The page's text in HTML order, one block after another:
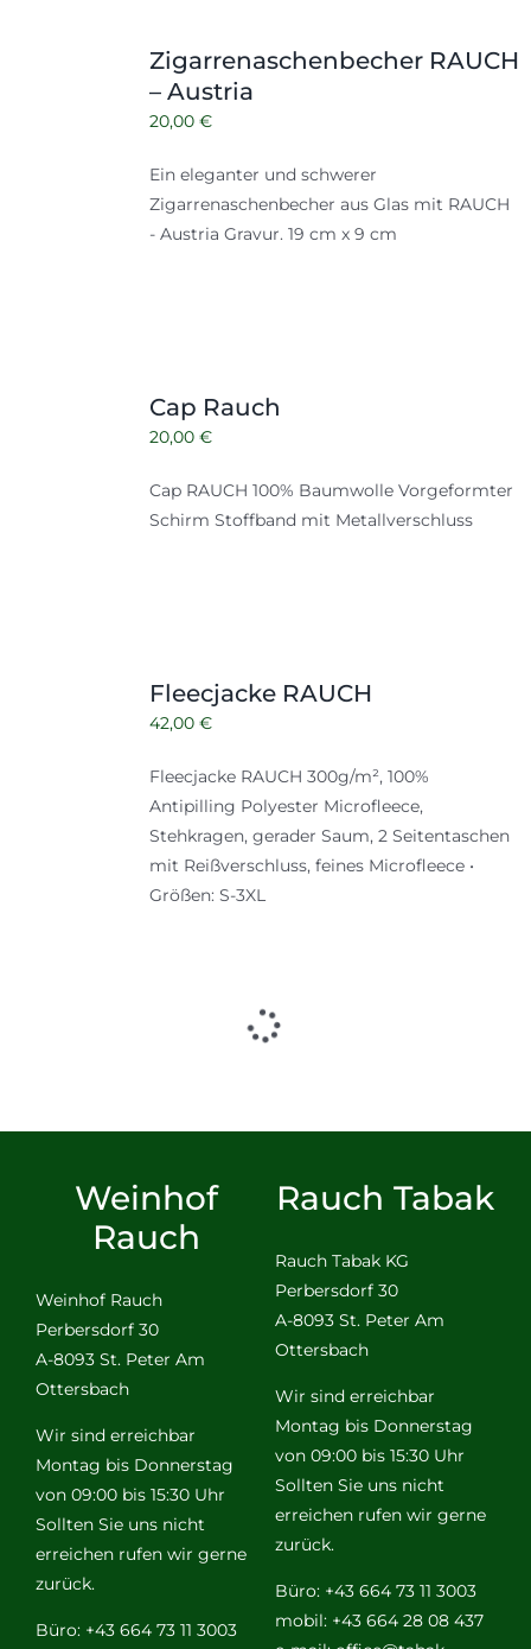
Zigarrenaschenbecher RAUCH
– Austria
20,00 €
Ein eleganter und schwerer
Zigarrenaschenbecher aus Glas mit RAUCH
- Austria Gravur. 19 cm x 9 cm
Cap Rauch
20,00 €
Cap RAUCH 100% Baumwolle Vorgeformter
Schirm Stoffband mit Metallverschluss
Fleecjacke RAUCH
42,00 €
Fleecjacke RAUCH 300g/m², 100%
Antipilling Polyester Microfleece,
Stehkragen, gerader Saum, 2 Seitentaschen
mit Reißverschluss, feines Microfleece •
Größen: S-3XL
Weinhof
Rauch
Weinhof Rauch
Perbersdorf 30
A-8093 St. Peter Am
Ottersbach
Wir sind erreichbar
Montag bis Donnerstag
von 09:00 bis 15:30 Uhr
Sollten Sie uns nicht
erreichen rufen wir gerne
zurück.
Büro: +43 664 73 11 3003
Rauch Tabak
Rauch Tabak KG
Perbersdorf 30
A-8093 St. Peter Am
Ottersbach
Wir sind erreichbar
Montag bis Donnerstag
von 09:00 bis 15:30 Uhr
Sollten Sie uns nicht
erreichen rufen wir gerne
zurück.
Büro: +43 664 73 11 3003
mobil: +43 664 28 08 437